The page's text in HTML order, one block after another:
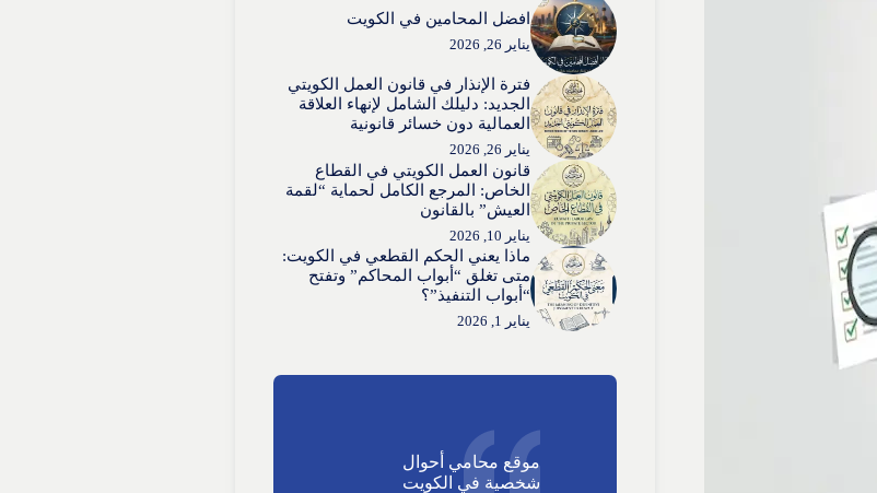
افضل المحامين في الكويت
يناير 26, 2026
فترة الإنذار في قانون العمل الكويتي
الجديد: دليلك الشامل لإنهاء العلاقة
العمالية دون خسائر قانونية
يناير 26, 2026
قانون العمل الكويتي في القطاع
الخاص: المرجع الكامل لحماية “لقمة
العيش” بالقانون
يناير 10, 2026
ماذا يعني الحكم القطعي في الكويت:
متى تغلق “أبواب المحاكم” وتفتح
“أبواب التنفيذ”؟
يناير 1, 2026
موقع محامي أحوال
شخصية في الكويت